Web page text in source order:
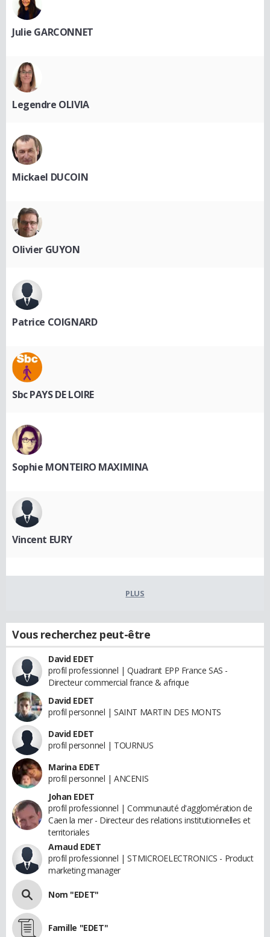
Julie GARCONNET
Legendre OLIVIA
Mickael DUCOIN
Olivier GUYON
Patrice COIGNARD
Sbc PAYS DE LOIRE
Sophie MONTEIRO MAXIMINA
Vincent EURY
PLUS
Vous recherchez peut-être
David EDET
profil professionnel | Quadrant EPP France SAS -
Directeur commercial france & afrique
David EDET
profil personnel | SAINT MARTIN DES MONTS
David EDET
profil personnel | TOURNUS
Marina EDET
profil personnel | ANCENIS
Johan EDET
profil professionnel | Communauté d'agglomération de
Caen la mer - Directeur des relations institutionnelles et
territoriales
Arnaud EDET
profil professionnel | STMICROELECTRONICS - Product
marketing manager
Nom "EDET"
Famille "EDET"